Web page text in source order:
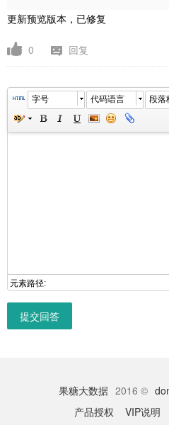
更新预览版本，已修复
0 回复
字号 代码语言 段落
元素路径:
提交回答
果糖大数据 2016 ©
产品授权
VIP说明